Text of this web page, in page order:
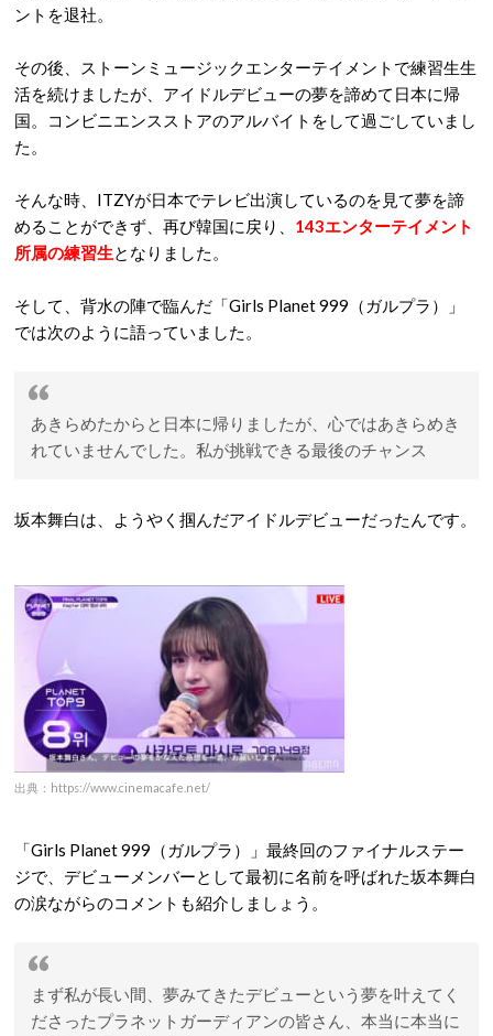
ントを退社。
その後、ストーンミュージックエンターテイメントで練習生生
活を続けましたが、アイドルデビューの夢を諦めて日本に帰
国。コンビニエンスストアのアルバイトをして過ごしていまし
た。
そんな時、ITZYが日本でテレビ出演しているのを見て夢を諦
めることができず、再び韓国に戻り、 143エンターテイメント
所属の練習生となりました。
そして、背水の陣で臨んだ「Girls Planet 999（ガルプラ）」
では次のように語っていました。
あきらめたからと日本に帰りましたが、心ではあきらめき
れていませんでした。私が挑戦できる最後のチャンス
坂本舞白は、ようやく掴んだアイドルデビューだったんです。
出典：https://www.cinemacafe.net/
「Girls Planet 999（ガルプラ）」最終回のファイナルステー
ジで、デビューメンバーとして最初に名前を呼ばれた坂本舞白
の涙ながらのコメントも紹介しましょう。
まず私が長い間、夢みてきたデビューという夢を叶えてく
ださったプラネットガーディアンの皆さん、本当に本当に